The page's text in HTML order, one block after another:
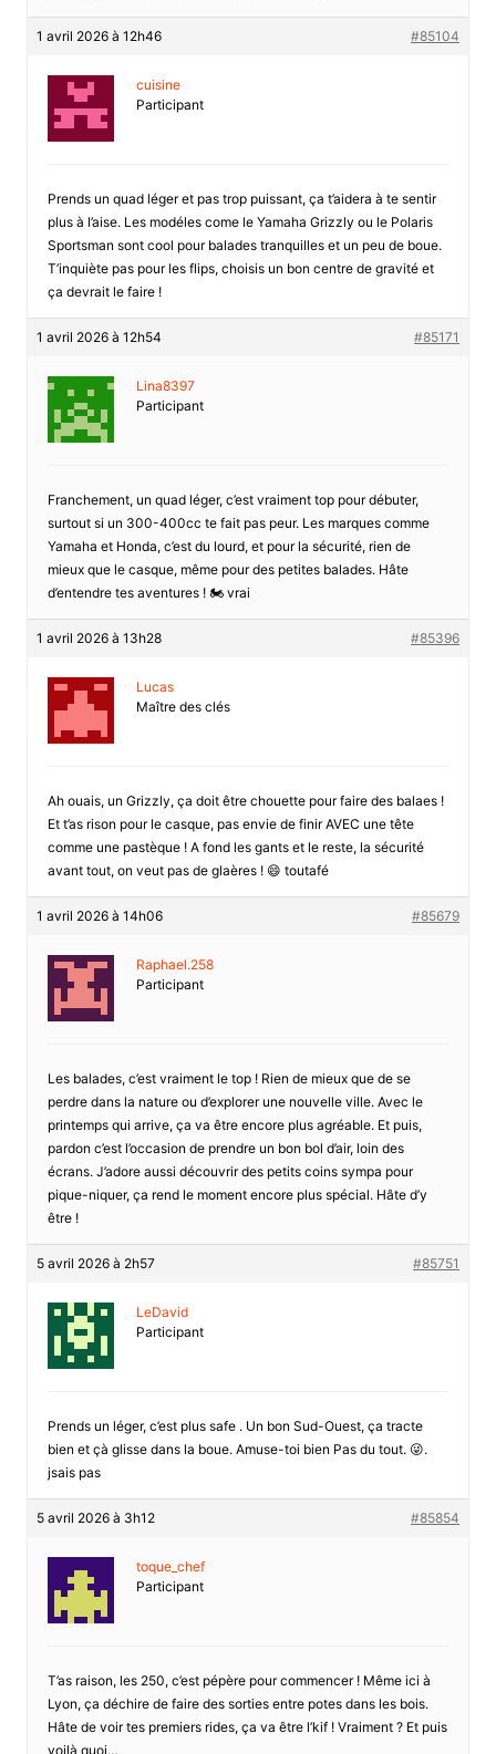
1 avril 2026 à 12h46 #85104
cuisine
Participant
Prends un quad léger et pas trop puissant, ça t’aidera à te sentir
plus à l’aise. Les modéles come le Yamaha Grizzly ou le Polaris
Sportsman sont cool pour balades tranquilles et un peu de boue.
T’inquiète pas pour les flips, choisis un bon centre de gravité et
ça devrait le faire !
1 avril 2026 à 12h54 #85171
Lina8397
Participant
Franchement, un quad léger, c’est vraiment top pour débuter,
surtout si un 300-400cc te fait pas peur. Les marques comme
Yamaha et Honda, c’est du lourd, et pour la sécurité, rien de
mieux que le casque, même pour des petites balades. Hâte
d’entendre tes aventures ! 🏍️ vrai
1 avril 2026 à 13h28 #85396
Lucas
Maître des clés
Ah ouais, un Grizzly, ça doit être chouette pour faire des balaes !
Et t’as rison pour le casque, pas envie de finir AVEC une tête
comme une pastèque ! A fond les gants et le reste, la sécurité
avant tout, on veut pas de glaères ! 😄 toutafé
1 avril 2026 à 14h06 #85679
Raphael.258
Participant
Les balades, c’est vraiment le top ! Rien de mieux que de se
perdre dans la nature ou d’explorer une nouvelle ville. Avec le
printemps qui arrive, ça va être encore plus agréable. Et puis,
pardon c’est l’occasion de prendre un bon bol d’air, loin des
écrans. J’adore aussi découvrir des petits coins sympa pour
pique-niquer, ça rend le moment encore plus spécial. Hâte d’y
être !
5 avril 2026 à 2h57 #85751
LeDavid
Participant
Prends un léger, c’est plus safe . Un bon Sud-Ouest, ça tracte
bien et çà glisse dans la boue. Amuse-toi bien Pas du tout. 😜.
jsais pas
5 avril 2026 à 3h12 #85854
toque_chef
Participant
T’as raison, les 250, c’est pépère pour commencer ! Même ici à
Lyon, ça déchire de faire des sorties entre potes dans les bois.
Hâte de voir tes premiers rides, ça va être l’kif ! Vraiment ? Et puis
voilà quoi…